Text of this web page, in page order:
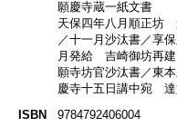
願慶寺蔵一紙文書
天保四年八月順正坊
／十一月沙汰書／享
月発給 吉崎御坊再建
願寺坊官沙汰書／東
慶寺十五日講中宛
ISBN
9784792406004